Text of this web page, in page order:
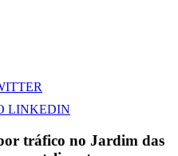
LINKEDIN
tráfico no Jardim das